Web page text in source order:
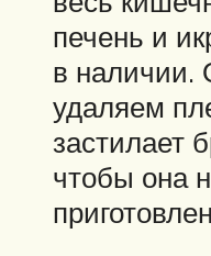
печень и
в наличии.
удаляем
застилает
чтобы она